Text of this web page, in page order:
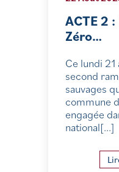
ACTE 2
Zéro…
Ce lundi 21
second
sauvages
commune
engagée
national[...]